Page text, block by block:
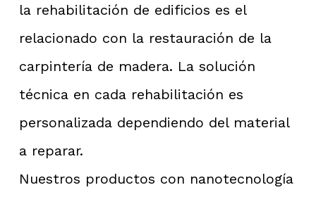
la rehabilitación de edificios es el
relacionado con la restauración de la
carpintería de madera. La solución
técnica en cada rehabilitación es
personalizada dependiendo del material
a reparar.
Nuestros productos con nanotecnología